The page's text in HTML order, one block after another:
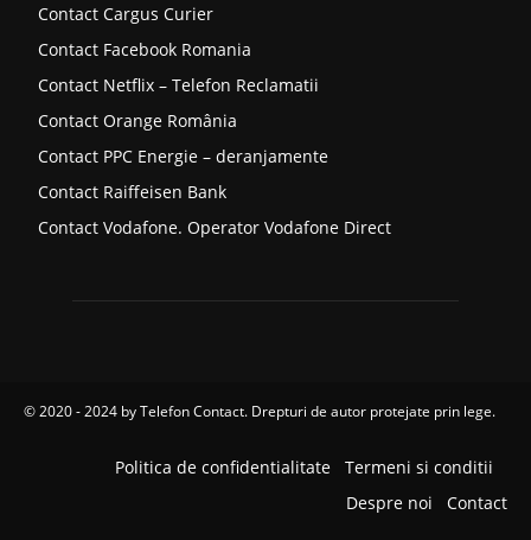
Contact Cargus Curier
Contact Facebook Romania
Contact Netflix – Telefon Reclamatii
Contact Orange România
Contact PPC Energie – deranjamente
Contact Raiffeisen Bank
Contact Vodafone. Operator Vodafone Direct
© 2020 - 2024 byTelefon Contact. Drepturi de autor protejate prin lege.
Politica de confidentialitate
Termeni si conditii
Despre noi
Contact